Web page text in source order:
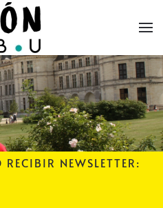
RECIBIR NEWSLETTER: